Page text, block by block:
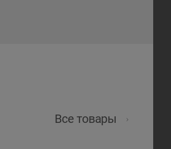
Все товары